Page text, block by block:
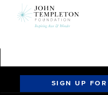
SIGN UP